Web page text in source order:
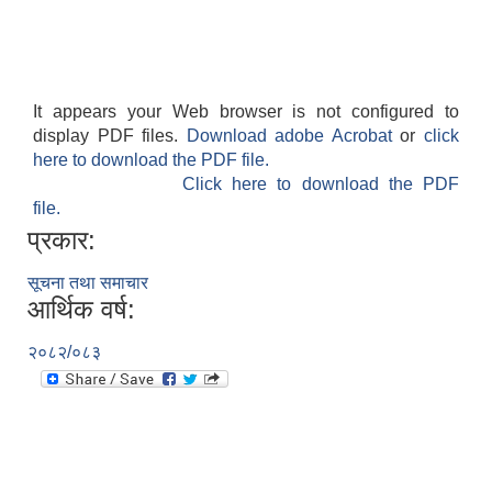
It appears your Web browser is not configured to
display PDF files.
Download adobe Acrobatorclick
here to download the PDF file.
Click here to download the PDF
file.
प्रकार:
सूचना तथा समाचार
आर्थिक वर्ष:
२०८२/०८३